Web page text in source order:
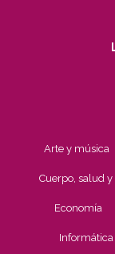
Arte y música
Cuerpo, salud
Economía
Informática